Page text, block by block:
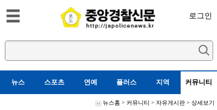
로그인
뉴스 스포츠 연예 플러스 지역 커뮤니티
뉴스홈 > 커뮤니티 > 자유게시판 > 상세보기